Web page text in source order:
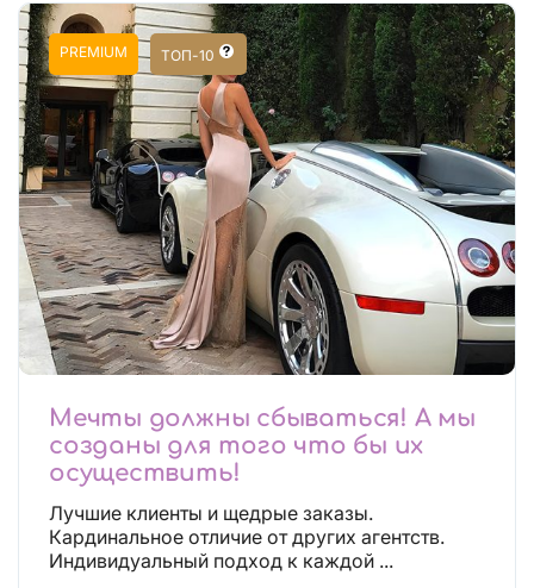
PREMIUM ТОП-10
Мечты должны сбываться! А мы
созданы для того что бы их
осуществить!
Лучшие клиенты и щедрые заказы.
Кардинальное отличие от других агентств.
Индивидуальный подход к каждой ...